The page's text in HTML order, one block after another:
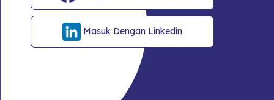
Masuk Dengan Linkedin